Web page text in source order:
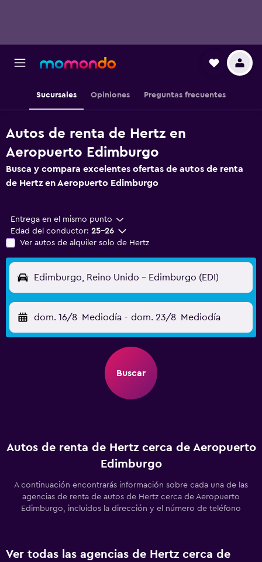
Sucursales Opiniones Preguntas frecuentes
Autos de renta de Hertz en
Aeropuerto Edimburgo
Busca y compara excelentes ofertas de autos de renta
de Hertz en Aeropuerto Edimburgo
Entrega en el mismo punto
Edad del conductor: 25-26
Ver autos de alquiler solo de Hertz
Edimburgo, Reino Unido - Edimburgo (EDI)
dom. 16/8 Mediodía - dom. 23/8 Mediodía
Buscar
Autos de renta de Hertz cerca de Aeropuerto
Edimburgo
A continuación encontrarás información sobre cada una de las
agencias de renta de autos de Hertz cerca de Aeropuerto
Edimburgo, incluidos la dirección y el número de teléfono
Ver todas las agencias de Hertz cerca de